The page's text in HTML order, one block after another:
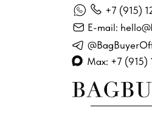
E-mail:
+7 (915)
Max: +7